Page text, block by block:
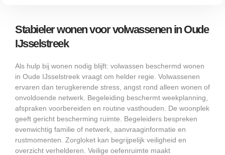
Stabieler wonen voor volwassenen in Oude
IJsselstreek
Als hulp bij wonen nodig blijft: volwassen beschermd wonen
in Oude IJsselstreek vraagt om helder regie. Volwassenen
ervaren dan terugkerende stress, angst rond alleen wonen of
onvoldoende netwerk. Begeleiding beschermt weekplanning,
afspraken voorbereiden en routine vasthouden. De woonplek
geeft gericht bescherming ruimte. Begeleiders bespreken
evenwichtig familie of netwerk, aanvraaginformatie en
rustmomenten. Zorgloket kan begrijpelijk veiligheid en
overzicht verhelderen. Veilige oefenruimte maakt